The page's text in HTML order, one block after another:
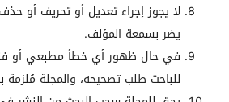
لا يجوز إجراء تعديل أو تحريف أو
يضر بسمعة المؤلف.
في حال ظهور أي خطأ مطبعي أو
للباحث طلب تصحيحه، والمجلة مُلزمة